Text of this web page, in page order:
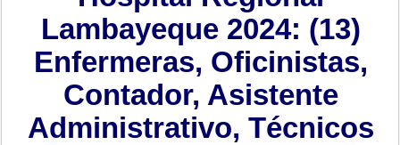
Lambayeque 2024: (13)
Enfermeras, Oficinistas,
Contador, Asistente
Administrativo, Técnicos